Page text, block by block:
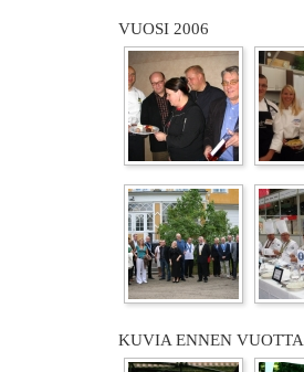
VUOSI 2006
KUVIA ENNEN